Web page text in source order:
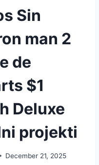
Sin
man 2
de
$1
Deluxe
projekti
December 21, 2025